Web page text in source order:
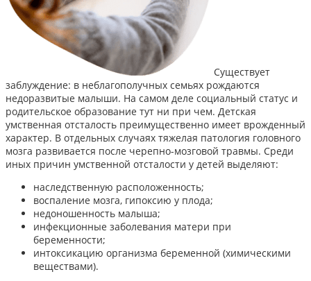
Существует
заблуждение: в неблагополучных семьях рождаются
недоразвитые малыши. На самом деле социальный статус и
родительское образование тут ни при чем. Детская
умственная отсталость преимущественно имеет врожденный
характер. В отдельных случаях тяжелая патология головного
мозга развивается после черепно-мозговой травмы. Среди
иных причин умственной отсталости у детей выделяют:
наследственную расположенность;
воспаление мозга, гипоксию у плода;
недоношенность малыша;
инфекционные заболевания матери при
беременности;
интоксикацию организма беременной (химическими
веществами).